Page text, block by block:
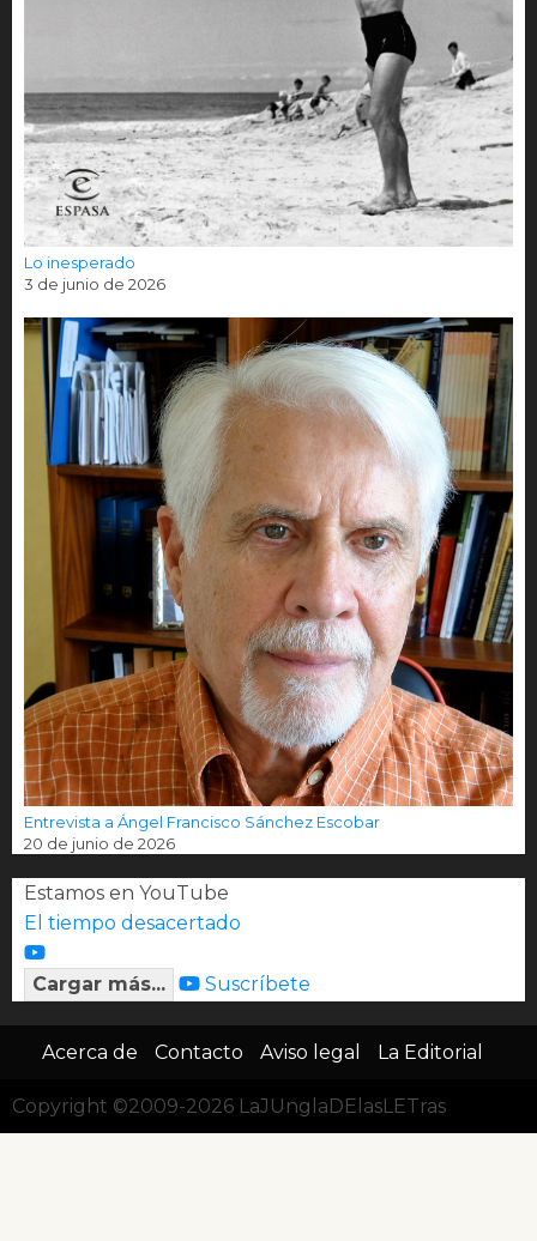
Lo inesperado
3 de junio de 2026
Entrevista a Ángel Francisco Sánchez Escobar
20 de junio de 2026
Estamos en YouTube
El tiempo desacertado
Cargar más... Suscríbete
Acerca de Contacto Aviso legal La Editorial
Copyright ©2009-2026 LaJUnglaDElasLETras